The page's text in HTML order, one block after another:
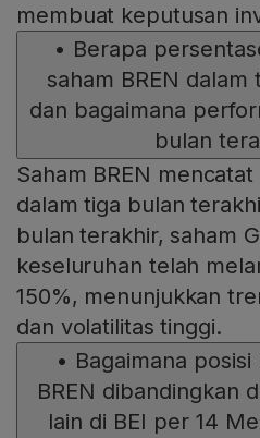
membuat keputusan
• Berapa
saham BREN
dan bagaimana
bulan
Saham BREN mencatat
dalam tiga bulan
bulan terakhir, saham
keseluruhan telah
150%, menunjukkan
dan volatilitas tinggi.
• Bagaimana
BREN dibandingkan
lain di BEI per 14